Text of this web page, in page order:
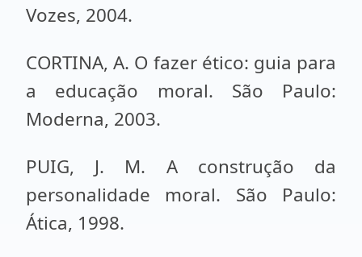
Vozes, 2004.
CORTINA, A. O fazer ético: guia para
a educação moral. São Paulo:
Moderna, 2003.
PUIG, J. M. A construção da
personalidade moral. São Paulo:
Ática, 1998.